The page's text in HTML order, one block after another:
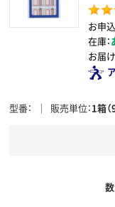
お申
在庫：
お届け
型番 販売単位 1箱